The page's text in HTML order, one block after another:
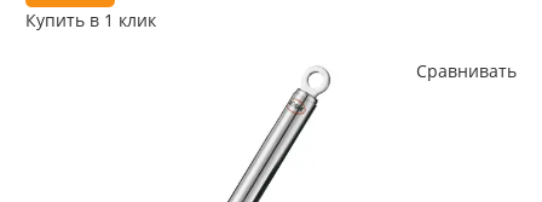
Купить в 1 клик
Сравнивать